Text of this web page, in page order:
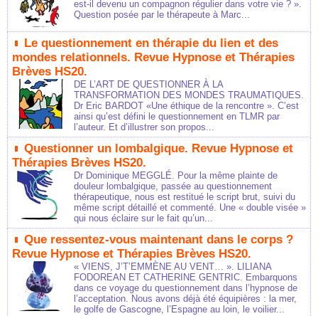
est-il devenu un compagnon régulier dans votre vie ? ».
Question posée par le thérapeute à Marc...
Le questionnement en thérapie du lien et des
mondes relationnels. Revue Hypnose et Thérapies
Brèves HS20.
DE L’ART DE QUESTIONNER À LA
TRANSFORMATION DES MONDES TRAUMATIQUES.
Dr Eric BARDOT «Une éthique de la rencontre ». C’est
ainsi qu’est défini le questionnement en TLMR par
l’auteur. Et d’illustrer son propos...
Questionner un lombalgique. Revue Hypnose et
Thérapies Brèves HS20.
Dr Dominique MEGGLÉ. Pour la même plainte de
douleur lombalgique, passée au questionnement
thérapeutique, nous est restitué le script brut, suivi du
même script détaillé et commenté. Une « double visée »
qui nous éclaire sur le fait qu’un...
Que ressentez-vous maintenant dans le corps ?
Revue Hypnose et Thérapies Brèves HS20.
« VIENS, J’T’EMMÈNE AU VENT… ». LILIANA
FODOREAN ET CATHERINE GENTRIC. Embarquons
dans ce voyage du questionnement dans l’hypnose de
l’acceptation. Nous avons déjà été équipières : la mer,
le golfe de Gascogne, l’Espagne au loin, le voilier...